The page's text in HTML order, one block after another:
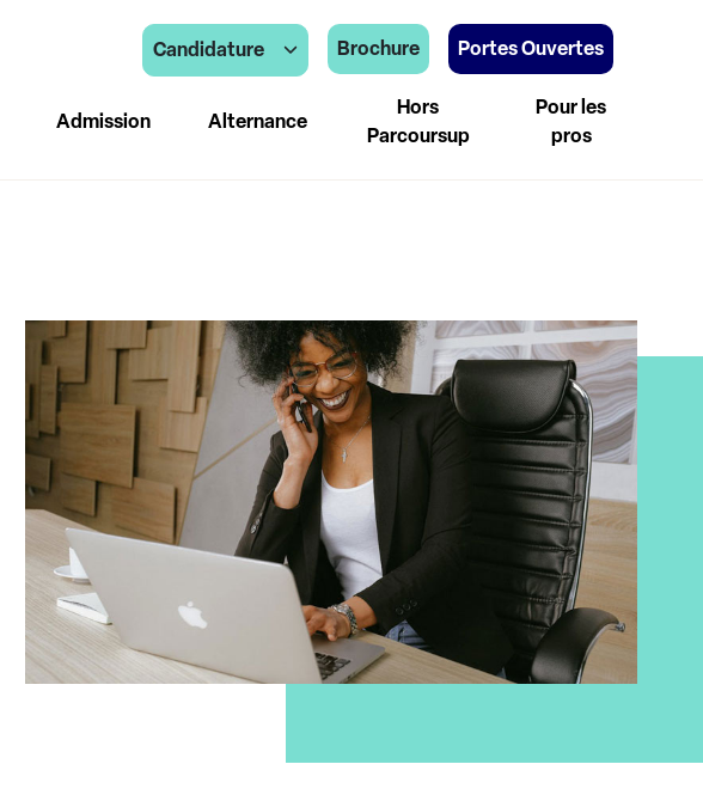
Candidature Brochure Portes Ouvertes
Admission Alternance
Hors
Parcoursup
Pour les
pros